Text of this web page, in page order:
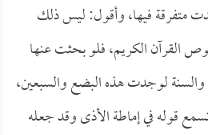
فيها، وأقول: ليس ذلك
القرآن الكريم، فلو بحثت عنها
لوجدت هذه البضع والسبعين،
قوله في إماطة الأذى وقد جعله